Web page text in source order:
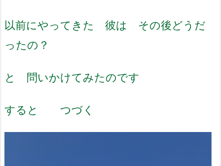
以前にやってきた 彼は その後どうだ
ったの？
と 問いかけてみたのです
すると つづく